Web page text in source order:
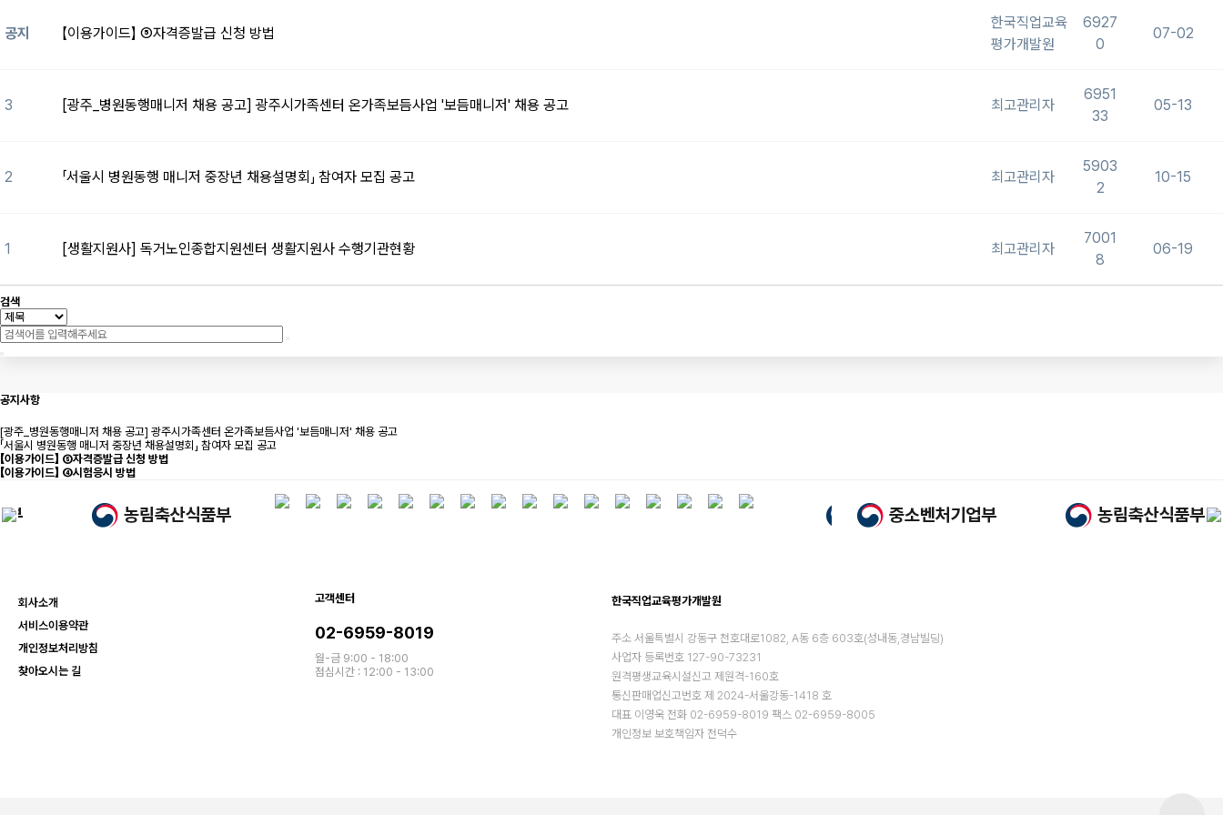
공지 【이용가이드】 ⑤자격증발급 신청 방법
한국직업교육
평가개발원
6927
0
07-02
3 [광주_병원동행매니저 채용 공고] 광주시가족센터 온가족보듬사업 '보듬매니저' 채용 공고 최고관리자
6951
33
05-13
2 「서울시 병원동행 매니저 중장년 채용설명회」 참여자 모집 공고 최고관리자
5903
2
10-15
1 [생활지원사] 독거노인종합지원센터 생활지원사 수행기관현황 최고관리자
7001
8
06-19
검색
공지사항
[광주_병원동행매니저 채용 공고] 광주시가족센터 온가족보듬사업 '보듬매니저' 채용 공고
「서울시 병원동행 매니저 중장년 채용설명회」 참여자 모집 공고
【이용가이드】 ⑤자격증발급 신청 방법
【이용가이드】 ④시험응시 방법
회사소개
서비스이용약관
개인정보처리방침
찾아오시는 길
고객센터
02-6959-8019
월-금 9:00 - 18:00
점심시간 : 12:00 - 13:00
한국직업교육평가개발원
주소 서울특별시 강동구 천호대로1082, A동 6층 603호(성내동,경남빌딩)
사업자 등록번호 127-90-73231
원격평생교육시설신고 제원격-160호
통신판매업신고번호 제 2024-서울강동-1418 호
대표 이영욱 전화 02-6959-8019 팩스 02-6959-8005
개인정보 보호책임자 전덕수